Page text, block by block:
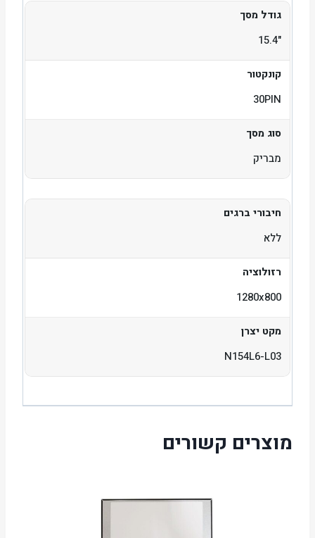
גודל מסך
"15.4
קונקטור
30PIN
סוג מסך
מבריק
חיבורי ברגים
ללא
רזולוציה
1280x800
מקט יצרן
N154L6-L03
מוצרים קשורים